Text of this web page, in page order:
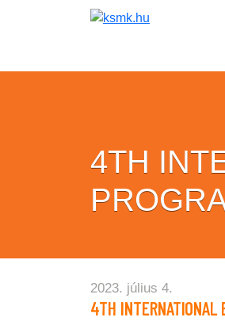
4TH
2023. július 4.
4TH INTERNATIONAL